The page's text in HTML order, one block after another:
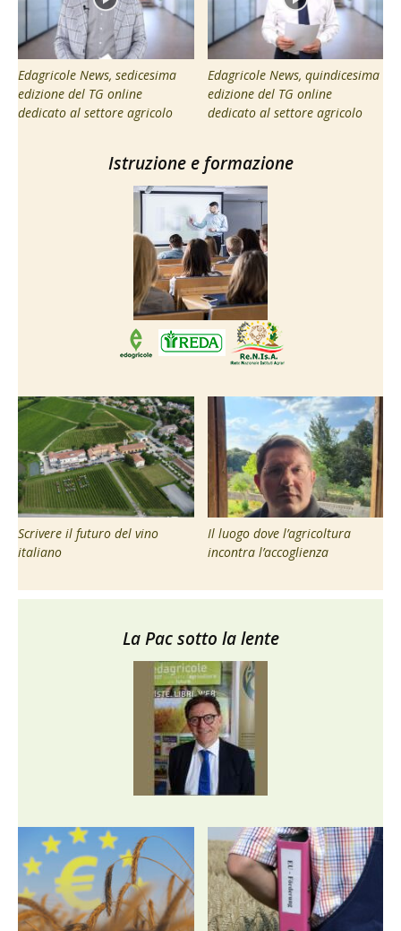
Edagricole News, sedicesima
edizione del TG online
dedicato al settore agricolo
Edagricole News, quindicesima
edizione del TG online
dedicato al settore agricolo
Istruzione e formazione
Scrivere il futuro del vino
italiano
Il luogo dove l’agricoltura
incontra l’accoglienza
La Pac sotto la lente